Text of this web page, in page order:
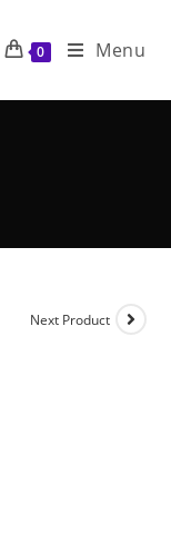
0 Menu
Next Product